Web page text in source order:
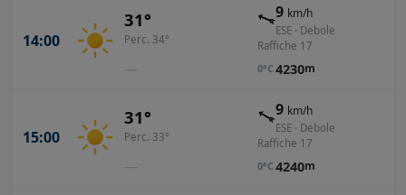
14:00
31°
Perc. 34°
—
9 km/h
ESE · Debole
Raffiche 17
0°C 4230m
15:00
31°
Perc. 33°
—
9 km/h
ESE · Debole
Raffiche 17
0°C 4240m